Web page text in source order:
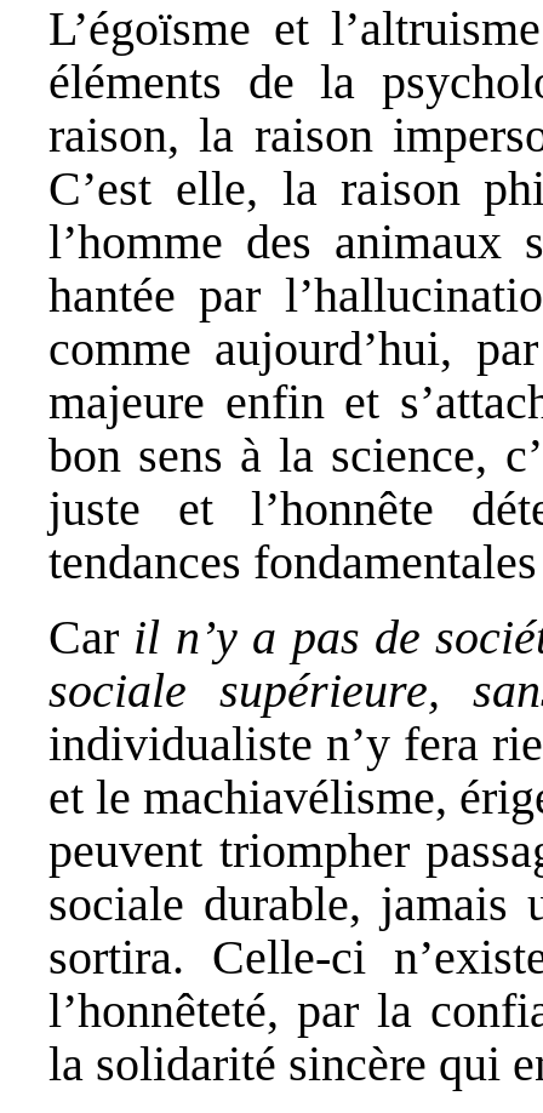
L’égoïsme et
éléments de la
raison, la raison
C’est elle, la raison
l’homme des animaux
hantée par
comme aujourd’hui,
majeure enfin et
bon sens à la science,
juste et l’honnête
tendances
Car il n’y a pas de
sociale supérieure,
individualiste n’y fera
et le machiavélisme,
peuvent triompher
sociale durable, jamais
sortira. Celle-ci
l’honnêteté, par la
la solidarité sincère qui